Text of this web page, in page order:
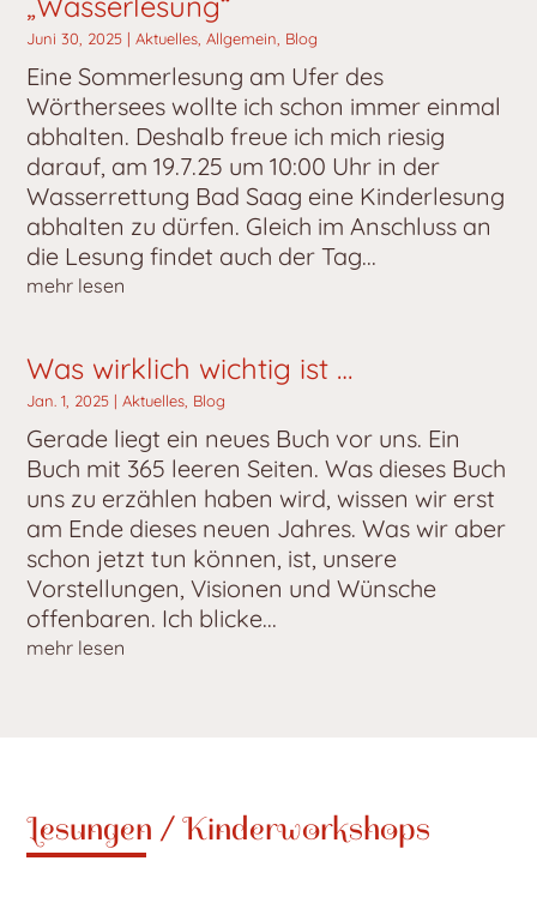
Juni 30, 2025 |Aktuelles ,Allgemein Blog
Eine Sommerlesung am Ufer des
Wörthersees wollte ich schon immer einmal
abhalten. Deshalb freue ich mich riesig
darauf, am 19.7.25 um 10:00 Uhr in der
Wasserrettung Bad Saag eine Kinderlesung
abhalten zu dürfen. Gleich im Anschluss an
die Lesung findet auch der Tag...
mehr lesen
Was wirklich wichtig ist …
Jan. 1, 2025 |Aktuelles Blog
Gerade liegt ein neues Buch vor uns. Ein
Buch mit 365 leeren Seiten. Was dieses Buch
uns zu erzählen haben wird, wissen wir erst
am Ende dieses neuen Jahres. Was wir aber
schon jetzt tun können, ist, unsere
Vorstellungen, Visionen und Wünsche
offenbaren. Ich blicke...
mehr lesen
Lesungen / Kinderworkshops